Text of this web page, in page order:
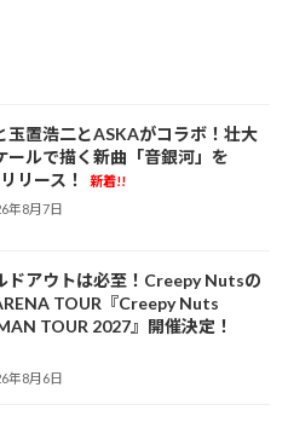
玉置浩二とASKAがコラボ！壮大
ールで描く新曲「音銀河」を
リース！
新着!!
年8月7日
ドアウトは必至！Creepy Nutsの
TOUR『Creepy Nuts
TOUR 2027』開催決定！
年8月6日